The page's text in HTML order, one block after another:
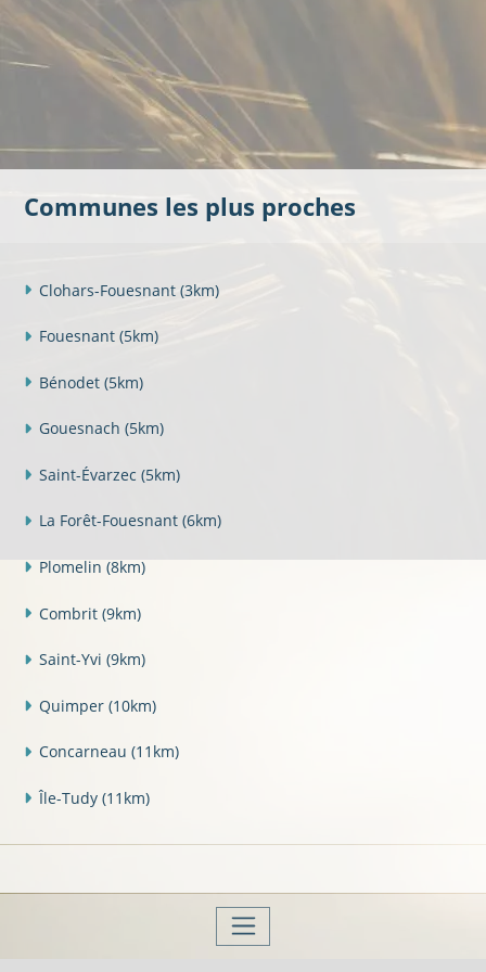
Communes les plus proches
Clohars-Fouesnant (3km)
Fouesnant (5km)
Bénodet (5km)
Gouesnach (5km)
Saint-Évarzec (5km)
La Forêt-Fouesnant (6km)
Plomelin (8km)
Combrit (9km)
Saint-Yvi (9km)
Quimper (10km)
Concarneau (11km)
Île-Tudy (11km)